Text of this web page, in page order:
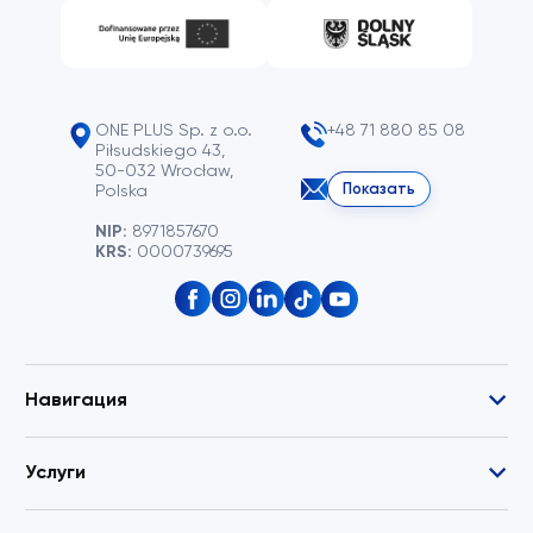
ONE PLUS Sp. z o.o.
Piłsudskiego 43,
50-032 Wrocław,
Polska
NIP: 8971857670
KRS: 0000739695
+48 71 880 85 08
Показать
Навигация
Услуги